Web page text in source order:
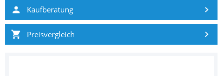
Kaufberatung
Preisvergleich